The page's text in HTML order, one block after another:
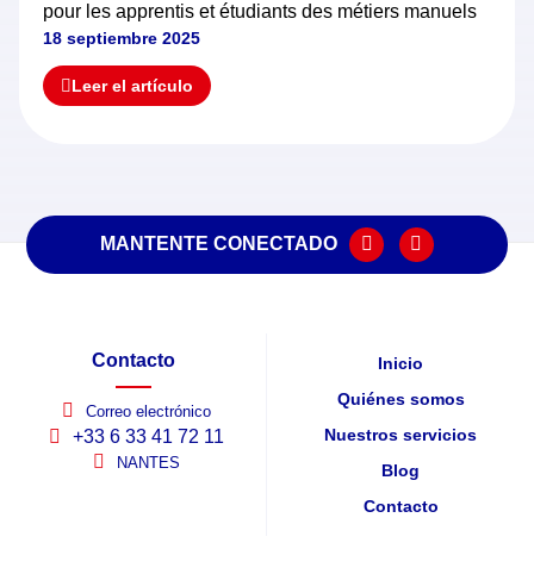
pour les apprentis et étudiants des métiers manuels
18 septiembre 2025
Leer el artículo
MANTENTE CONECTADO
Contacto
Correo electrónico
+33 6 33 41 72 11
NANTES
Inicio
Quiénes somos
Nuestros servicios
Blog
Contacto